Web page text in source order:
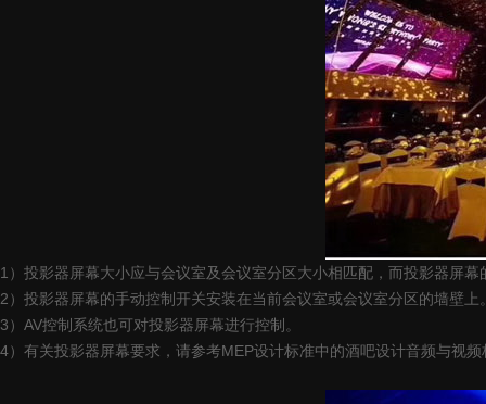
1）投影器屏幕大小应与会议室及会议室分区大小相匹配，而投影器屏
2）投影器屏幕的手动控制开关安装在当前会议室或会议室分区的墙壁上
3）AV控制系统也可对投影器屏幕进行控制。
4）有关投影器屏幕要求，请参考MEP设计标准中的酒吧设计音频与视频